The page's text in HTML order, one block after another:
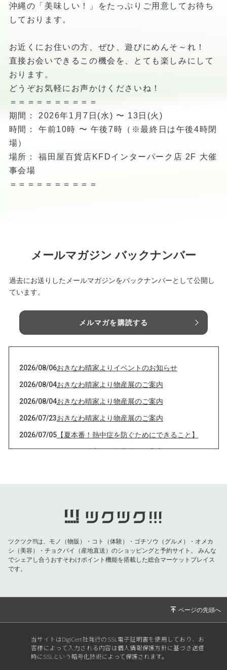
沖縄の「美味しい！」をたっぷりご用意してお待ち
しております。
お近くにお住いの方、ぜひ、遊びにめんそ～れ！
直接お会いできるこの機会を、とても楽しみにして
おります。
どうぞお気軽にお声かけくださいね！
＝＝＝＝＝＝＝＝＝＝
期間： 2026年1月7日(水) 〜 13日(火)
時間： 午前10時 〜 午後7時（※最終日は午後4時閉
場）
場所： 福田屋百貨店KFDインターパーク店 2F 大催
事会場
＝＝＝＝＝＝＝＝＝＝
メールマガジン バックナンバー
過去にお送りしたメールマガジンをバックナンバーとして公開し
ています。
メルマガを購読する
2026/08/06おきなわ晴家よりイベントのお知らせ
2026/08/04おきなわ晴家より物産展のご案内
2026/08/04おきなわ晴家より物産展のご案内
2026/07/23おきなわ晴家より物産展のご案内
2026/07/05【夏本番！熱中症を防ぐためにできること】
2026/07/01おきなわ晴家より物産展のご案内
2026/07/01おきなわ晴家より物産展のご案内
おきなわ晴家よりイベントのご案内
り物！対象商品が10％OFF！
2026/06/04 【重要】おきなわ晴家より黒糖バラエティ 終売
2026/04/29おきなわ晴家より物産展のご案内
2026/04/29おきなわ晴家より物産展のご案内
2026/04/24おきなわ晴家より物産展のご案内
ツクツク!!!は、モノ（物販）・コト（体験）・ゴチソウ（グルメ）・オメカ
シ（美容）・チョクバイ（産地直送）のショッピングと予約サイト。
みんな
でシェアし合うおすそわけポイント機能を搭載した総合マーケットプレイス
です。
当サイトはDigiCert社発行のSSL電子証明書を使用しており、お
客様によって入力される内容は個人情報保護方針に基づき送信
時にSSLという暗号化技術によって保護されます。